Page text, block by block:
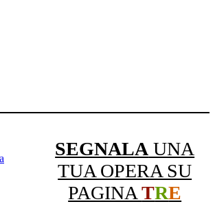
SEGNALA UNA
TUA OPERA SU
PAGINATRE